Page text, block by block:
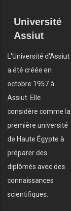
Université
Assiut
L'Université d'Assiut
a été créée en
octobre 1957 à
Assiut. Elle
considère comme la
première université
de Haute Égypte à
préparer des
diplômés avec des
connaissances
scientifiques.